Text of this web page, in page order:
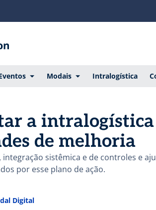
Modais Intralogística
a
de melhoria
integração sistêmica e de controles e
por esse plano de ação.
Digital